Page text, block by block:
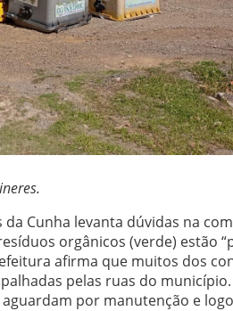
Cunha levanta dúvidas na
orgânicos (verde) estão
afirma que muitos dos
pelas ruas do
por manutenção e